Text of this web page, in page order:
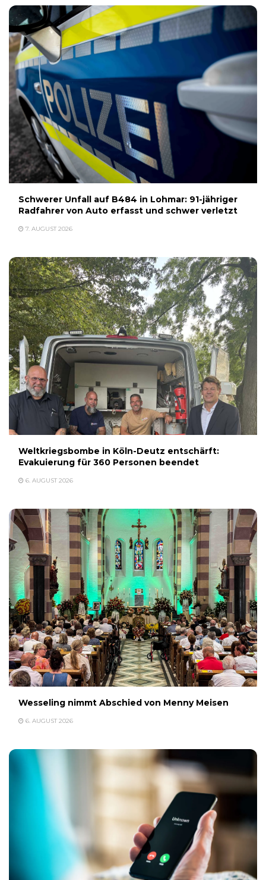
Schwerer Unfall auf B484 in Lohmar: 91-jähriger
Radfahrer von Auto erfasst und schwer verletzt
7. AUGUST 2026
Weltkriegsbombe in Köln-Deutz entschärft:
Evakuierung für 360 Personen beendet
6. AUGUST 2026
Wesseling nimmt Abschied von Menny Meisen
6. AUGUST 2026